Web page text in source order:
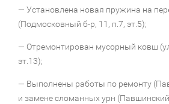
— Установлена новая пружина на
(Подмосковный б-р, 11, п.7, эт.5);
— Отремонтирован мусорный ковш
эт.13);
— Выполнены работы по ремонту
и замене сломанных урн (Павшинский